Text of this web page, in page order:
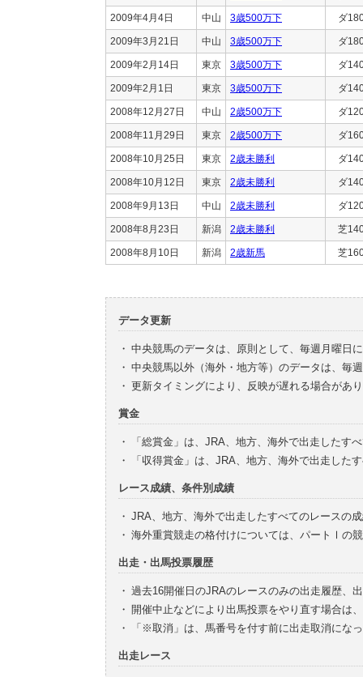
2009年4月4日 中山 3歳500万下 ダ
2009年3月21日 中山 3歳500万下 ダ
2009年2月14日 東京 3歳500万下 ダ
2009年2月1日 東京 3歳500万下 ダ
2008年12月27日 中山 2歳500万下 ダ
2008年11月29日 東京 2歳500万下 ダ
2008年10月25日 東京 2歳未勝利 ダ
2008年10月12日 東京 2歳未勝利 ダ
2008年9月13日 中山 2歳未勝利 ダ
2008年8月23日 新潟 2歳未勝利 芝
2008年8月10日 新潟 2歳新馬 芝
データ更新
・ 中央競馬のデータは、原則として、毎週月曜日
・ 中央競馬以外（海外・地方等）のデータは、毎
・ 更新タイミングにより、反映が遅れる場合があ
賞金
・
「総賞金」は、JRA、地方、海外で出走したす
・
「収得賞金」は、JRA、地方、海外で出走した
レース成績、条件別成績
・ JRA、地方、海外で出走したすべてのレースの
・ 海外重賞競走の格付けについては、パートⅠの
出走・出馬投票履歴
・ 過去16開催日のJRAのレースのみの出走履歴、
・ 開催中止などにより出馬投票をやり直す場合は
・
「※取消」は、馬番号を付す前に出走取消にな
出走レース